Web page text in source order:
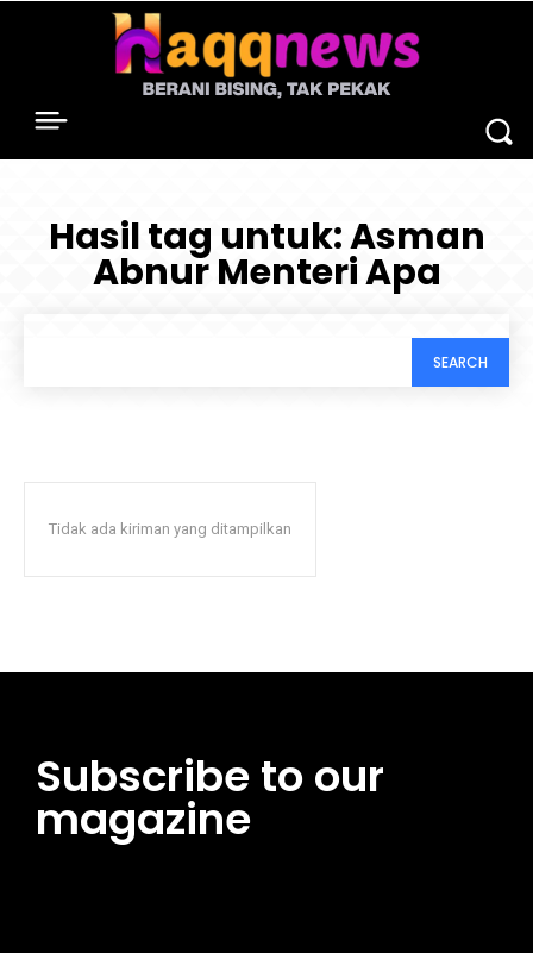
Hasil tag untuk:Asman
Abnur Menteri Apa
SEARCH
Tidak ada kiriman yang ditampilkan
Subscribe to our
magazine